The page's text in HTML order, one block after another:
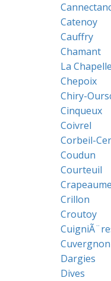
Catenoy
Cauffry
Chamant
La
Chepoix
Chiry-
Cinqueux
Coivrel
Corbeil-
Coudun
Courteuil
Crillon
Croutoy
Cuvergnon
Dargies
Dives